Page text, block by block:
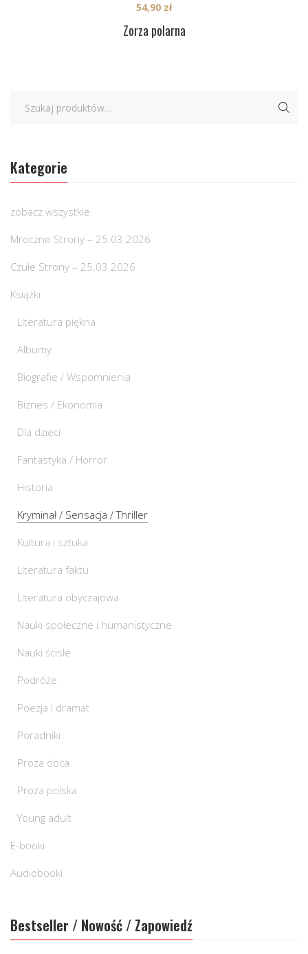
Zorza polarna
54,90 zł
Kategorie
zobacz wszystkie
Mroczne Strony – 25.03.2026
Czułe Strony – 25.03.2026
Książki
Literatura piękna
Albumy
Biografie / Wspomnienia
Biznes / Ekonomia
Dla dzieci
Fantastyka / Horror
Historia
Kryminał / Sensacja / Thriller
Kultura i sztuka
Literatura faktu
Literatura obyczajowa
Nauki społeczne i humanistyczne
Nauki ścisłe
Podróże
Poezja i dramat
Poradniki
Proza obca
Proza polska
Young adult
E-booki
Audiobooki
Bestseller / Nowość / Zapowiedź